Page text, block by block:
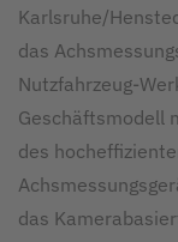
Karlsruhe/
das
Nutzfahrzeug-
Geschäftsmodell
des
das